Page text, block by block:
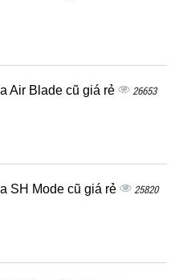
Air Blade cũ giá rẻ 26653
SH Mode cũ giá rẻ 25820